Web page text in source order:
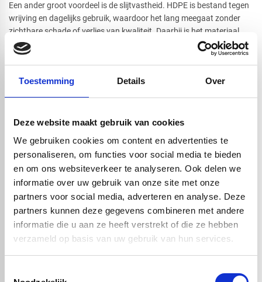
Toestemming Details Over
Deze website maakt gebruik van cookies
We gebruiken cookies om content en advertenties te
personaliseren, om functies voor social media te bieden
en om ons websiteverkeer te analyseren. Ook delen we
informatie over uw gebruik van onze site met onze
partners voor social media, adverteren en analyse. Deze
partners kunnen deze gegevens combineren met andere
informatie die u aan ze heeft verstrekt of die ze hebben
verzameld op basis van uw gebruik van hun services.
Een ander groot voordeel is de slijtvastheid. HDPE is bestand tegen
wrijving en dagelijks gebruik, waardoor het lang meegaat zonder
zichtbare schade of verlies van kwaliteit. Daarbij is het materiaal
nagenoeg onderhoudsvrij, want het neemt geen vocht op, roest niet
en blijft glad en schoon, ook bij intensief gebruik.
HDPE zwart volstaf -
15mm x 2000mm
HDPE zwart volstaf -
20mm x 2000mm